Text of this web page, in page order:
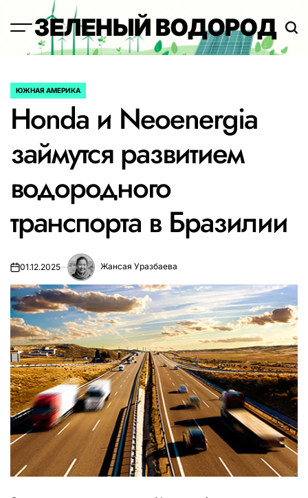
содержимому
ЗЕЛЕНЫЙ ВОДОРОД
ОПУБЛИКОВАНО
ЮЖНАЯ АМЕРИКА
Honda и Neoenergia
займутся развитием
водородного
транспорта в Бразилии
01.12.2025 Жансая Уразбаева